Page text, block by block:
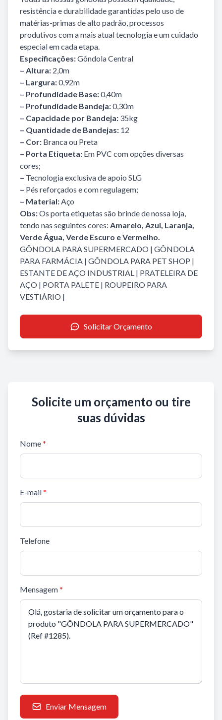
resistência e durabilidade garantidas pelo uso de
matérias-primas de alto padrão, processos
produtivos com a mais atual tecnologia e um cuidado
especial em cada etapa.
Especificações:Gôndola Central
– Altura: 2,0m
– Largura:0,92m
– Profundidade Base:0,40m
– Profundidade Bandeja:0,30m
– Capacidade por Bandeja: 35kg
– Quantidade de Bandejas: 12
– Cor: Branca ou Preta
– Porta Etiqueta: Em PVC com opções diversas
cores;
– Tecnologia exclusiva de apoio SLG
– Pés reforçados e com regulagem;
– Material: Aço
Obs:Os porta etiquetas são brinde de nossa loja,
tendo nas seguintes cores: Amarelo, Azul, Laranja,
Verde Água, Verde Escuro e Vermelho.
GÔNDOLA PARA SUPERMERCADO | GÔNDOLA
PARA FARMÁCIA | GÔNDOLA PARA PET SHOP |
ESTANTE DE AÇO INDUSTRIAL | PRATELEIRA DE
AÇO | PORTA PALETE | ROUPEIRO PARA
VESTIÁRIO |
Solicitar Orçamento
Solicite um orçamento ou tire
suas dúvidas
Nome*
E-mail*
Telefone
Mensagem*
Enviar Mensagem